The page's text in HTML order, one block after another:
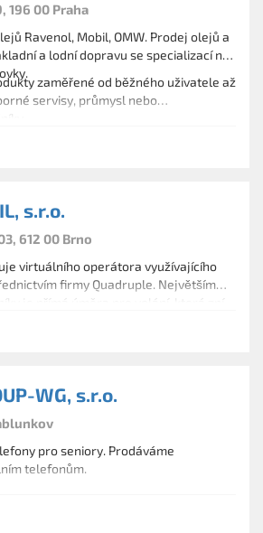
196 00 Praha
Ravenol, Mobil, OMW. Prodej olejů a
a lodní dopravu se specializací na
zaměřené od běžného uživatele až
servisy, průmysl nebo
s.r.o.
612 00 Brno
virtuálního operátora využívajícího
firmy Quadruple. Největším
je přímá úměra pro volání, která zní,
míň zaplatíte. Pro přenos dat využívá 3G
WG, s.r.o.
pro seniory. Prodáváme
telefonům.